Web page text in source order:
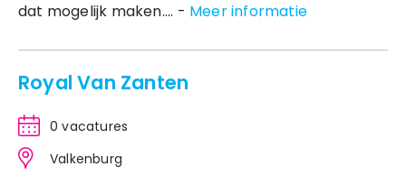
dat mogelijk maken.... - Meer informatie
Royal Van Zanten
0 vacatures
Valkenburg